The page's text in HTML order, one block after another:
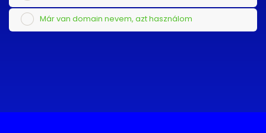
Már van domain nevem, azt használom